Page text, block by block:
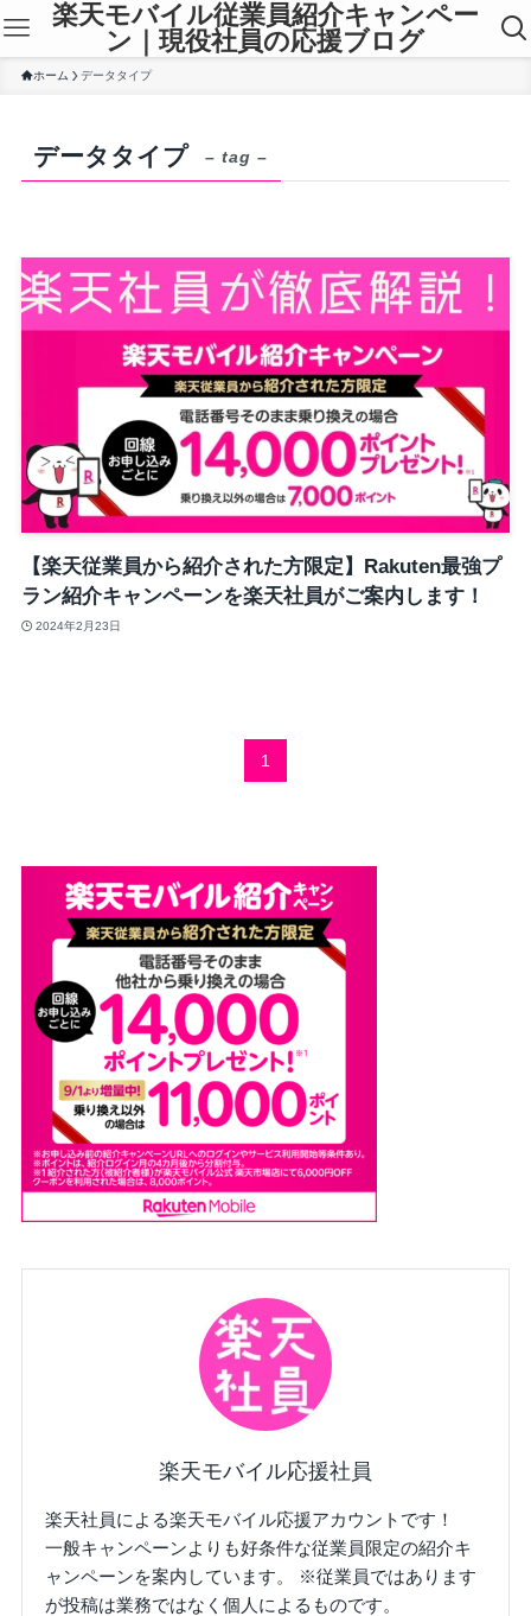
楽天モバイル従業員紹介キャンペー
ン｜現役社員の応援ブログ
ホーム データタイプ
データタイプ – tag –
【楽天従業員から紹介された方限定】Rakuten最強プ
ラン紹介キャンペーンを楽天社員がご案内します！
2024年2月23日
1
楽天モバイル応援社員
楽天社員による楽天モバイル応援アカウントです！
一般キャンペーンよりも好条件な従業員限定の紹介キ
ャンペーンを案内しています。 ※従業員ではあります
が投稿は業務ではなく個人によるものです。